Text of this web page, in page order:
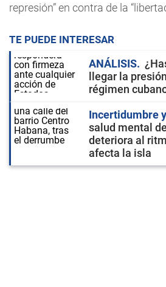
represión” en contra de la
TE PUEDE INTERESAR
ANÁLISIS
llegar la
régimen
Incertidumbre
salud mental
deteriora al
afecta la isla